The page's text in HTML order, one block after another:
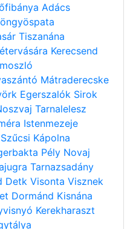
Adács
Tiszanána
Kerecsend
Mátraderecske
Egerszalók Sirok
Tarnalelesz
Istenmezeje
Szűcsi Kápolna
Pély Novaj
Tarnazsadány
Detk Visonta Visznek
Dormánd Kisnána
Kerekharaszt